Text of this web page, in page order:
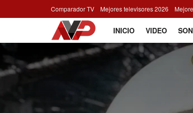
Comparador TV Mejores televisores 2026
INICIO VIDEO